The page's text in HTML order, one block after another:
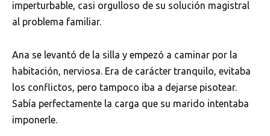
imperturbable, casi orgulloso de su solución magistral
al problema familiar.
Ana se levantó de la silla y empezó a caminar por la
habitación, nerviosa. Era de carácter tranquilo, evitaba
los conflictos, pero tampoco iba a dejarse pisotear.
Sabía perfectamente la carga que su marido intentaba
imponerle.